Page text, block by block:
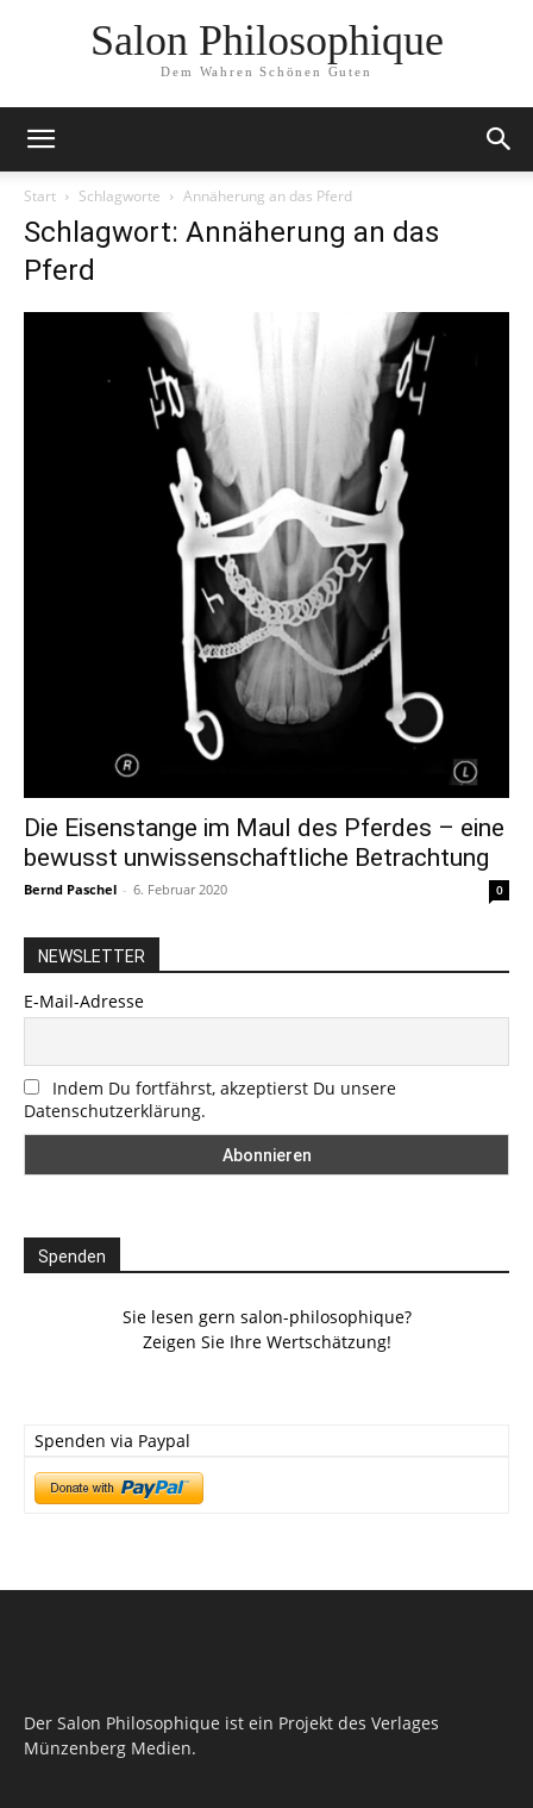
Salon Philosophique
Dem Wahren Schönen Guten
Start Schlagworte Annäherung an das Pferd
Schlagwort: Annäherung an das
Pferd
Die Eisenstange im Maul des Pferdes – eine
bewusst unwissenschaftliche Betrachtung
Bernd Paschel - 6. Februar 2020 0
NEWSLETTER
E-Mail-Adresse
Indem Du fortfährst, akzeptierst Du unsere
Datenschutzerklärung.
Spenden
Sie lesen gern salon-philosophique?
Zeigen Sie Ihre Wertschätzung!
Spenden via Paypal
Der Salon Philosophique ist ein Projekt des Verlages
Münzenberg Medien.